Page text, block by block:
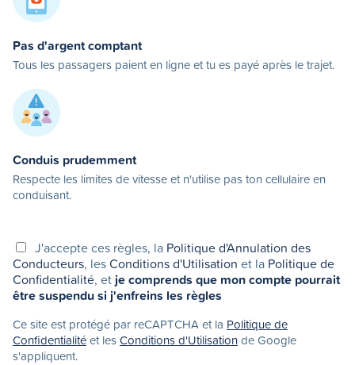
Pas d'argent comptant
Tous les passagers paient en ligne et tu es payé après le trajet.
Conduis prudemment
Respecte les limites de vitesse et n'utilise pas ton cellulaire en
conduisant.
J'accepte ces règles, la Politique d'Annulation des
Conducteurs, lesConditions d'Utilisation et la Politique de
Confidentialité, etje comprends que mon compte pourrait
être suspendu si j'enfreins les règles
Ce site est protégé par reCAPTCHA et la Politique de
Confidentialitéet lesConditions d'Utilisationde Google
s'appliquent.